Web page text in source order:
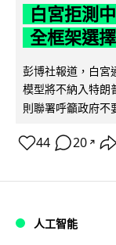
白宮拒測
全框架選
彭博社報道，白宮
模型將不納入特朗
則聯署呼籲政府不
44 20 ↗
人工智能